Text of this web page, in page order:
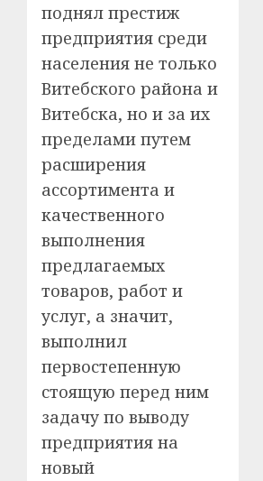
поднял престиж
предприятия среди
населения не только
Витебского района и
Витебска, но и за их
пределами путем
расширения
ассортимента и
качественного
выполнения
предлагаемых
товаров, работ и
услуг, а значит,
выполнил
первостепенную
стоящую перед ним
задачу по выводу
предприятия на
новый